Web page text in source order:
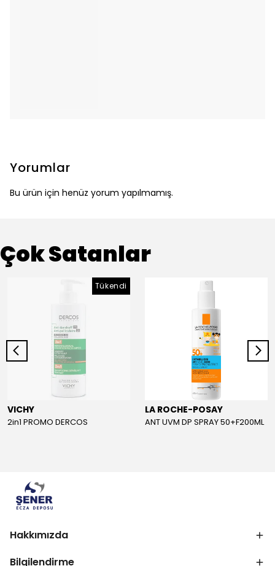
Yorumlar
Bu ürün için henüz yorum yapılmamış.
Çok Satanlar
Tükendi
VICHY
2in1 PROMO DERCOS
LA ROCHE-POSAY
ANT UVM DP SPRAY 50+F200ML
Hakkımızda
Bilgilendirme